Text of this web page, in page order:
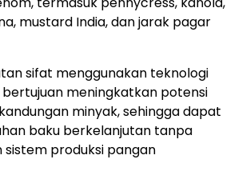
mustard India, dan jarak pagar
sifat menggunakan teknologi
bertujuan meningkatkan potensi
minyak, sehingga dapat
baku berkelanjutan tanpa
sistem produksi pangan